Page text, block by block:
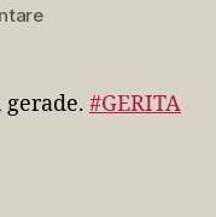
zu
aber
erbost
#GERITA